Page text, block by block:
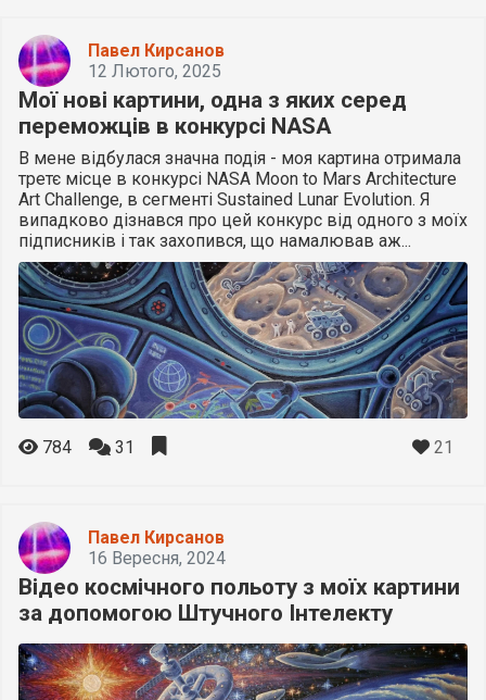
Павел Кирсанов
12 Лютого, 2025
Мої нові картини, одна з яких серед
переможців в конкурсі NASA
В мене відбулася значна подія - моя картина отримала
третє місце в конкурсі NASA Moon to Mars Architecture
Art Challenge, в сегменті Sustained Lunar Evolution. Я
випадково дізнався про цей конкурс від одного з моїх
підписників і так захопився, що намалював аж...
784 31 21
Павел Кирсанов
16 Вересня, 2024
Відео космічного польоту з моїх картини
за допомогою Штучного Інтелекту